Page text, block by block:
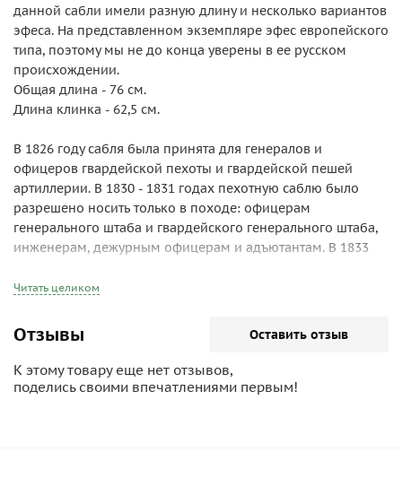
данной сабли имели разную длину и несколько вариантов
эфеса. На представленном экземпляре эфес европейского
типа, поэтому мы не до конца уверены в ее русском
происхождении.
Общая длина - 76 см.
Длина клинка - 62,5 см.
В 1826 году сабля была принята для генералов и
офицеров гвардейской пехоты и гвардейской пешей
артиллерии. В 1830 - 1831 годах пехотную саблю было
разрешено носить только в походе: офицерам
генерального штаба и гвардейского генерального штаба,
инженерам, дежурным офицерам и адъютантам. В 1833
гарнизонной артиллерии, в 1835 - у генералов и офицеров
всем генералам пехоты и пешей артиллерии при виц-
мундире; свитским генерал-майорам при свитском
мундире; генералам генерального штаба, инженерных
войск и военного министерства - при соответствующих
Читать целиком
Отзывы Оставить отзыв
К этому товару еще нет отзывов,
поделись своими впечатлениями первым!